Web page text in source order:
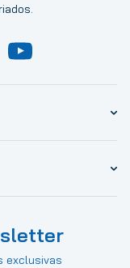
exclusivas